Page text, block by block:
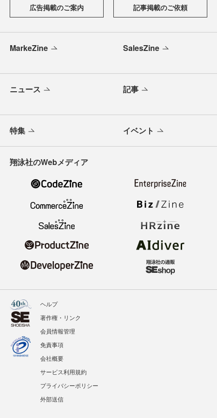
広告掲載のご案内 記事掲載のご依頼
MarkeZine SalesZine
ニュース 記事
特集 イベント
翔泳社のWebメディア
ヘルプ
著作権・リンク
会員情報管理
免責事項
会社概要
サービス利用規約
プライバシーポリシー
外部送信